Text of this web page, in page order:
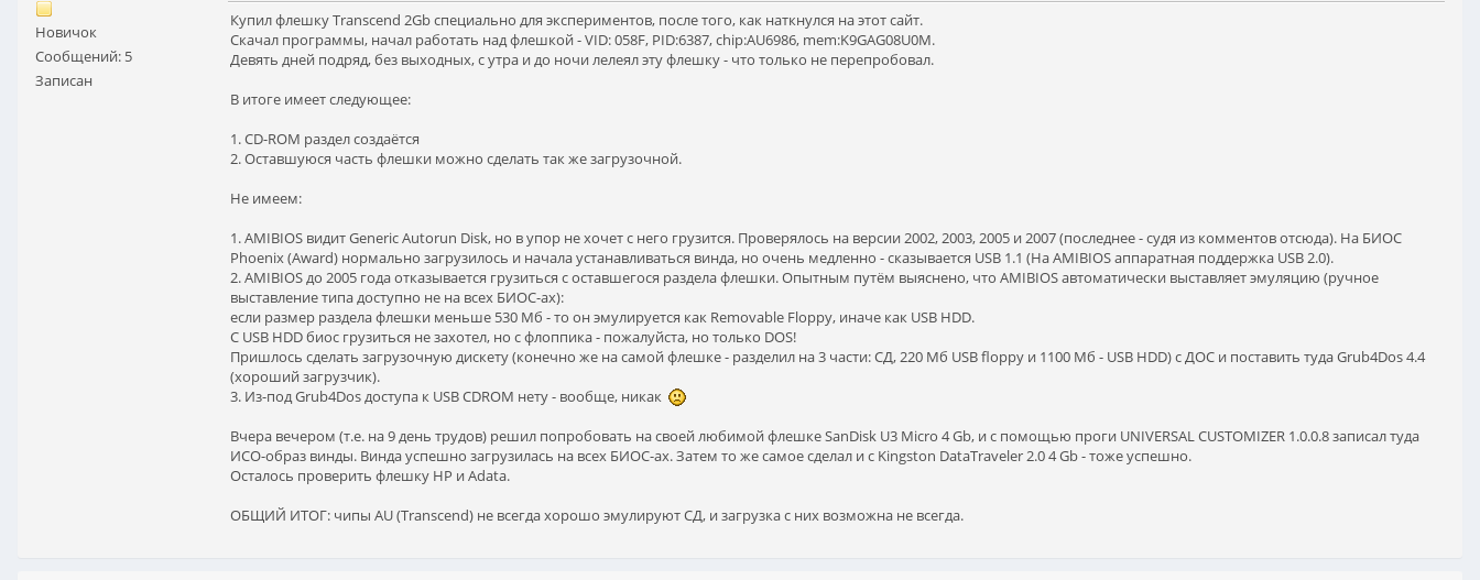
Новичок
Сообщений: 5
Записан
Купил флешку Transcend 2Gb специально для экспериментов, после того, как наткнулся на этот сайт.
Скачал программы, начал работать над флешкой - VID: 058F, PID:6387, chip:AU6986, mem:K9GAG08U0M.
Девять дней подряд, без выходных, с утра и до ночи лелеял эту флешку - что только не перепробовал.
В итоге имеет следующее:
1. CD-ROM раздел создаётся
2. Оставшуюся часть флешки можно сделать так же загрузочной.
Не имеем:
1. AMIBIOS видит Generic Autorun Disk, но в упор не хочет с него грузится. Проверялось на версии 2002, 2003, 2005 и 2007 (последнее - судя из комментов отсюда). На БИОС
Phoenix (Award) нормально загрузилось и начала устанавливаться винда, но очень медленно - сказывается USB 1.1 (На AMIBIOS аппаратная поддержка USB 2.0).
2. AMIBIOS до 2005 года отказывается грузиться с оставшегося раздела флешки. Опытным путём выяснено, что AMIBIOS автоматически выставляет эмуляцию (ручное
выставление типа доступно не на всех БИОС-ах):
если размер раздела флешки меньше 530 Мб - то он эмулируется как Removable Floppy, иначе как USB HDD.
С USB HDD биос грузиться не захотел, но с флоппика - пожалуйста, но только DOS!
Пришлось сделать загрузочную дискету (конечно же на самой флешке - разделил на 3 части: СД, 220 Мб USB floppy и 1100 Мб - USB HDD) с ДОС и поставить туда Grub4Dos 4.4
(хороший загрузчик).
3. Из-под Grub4Dos доступа к USB CDROM нету - вообще, никак
Вчера вечером (т.е. на 9 день трудов) решил попробовать на своей любимой флешке SanDisk U3 Micro 4 Gb, и с помощью проги UNIVERSAL CUSTOMIZER 1.0.0.8 записал туда
ИСО-образ винды. Винда успешно загрузилась на всех БИОС-ах. Затем то же самое сделал и с Kingston DataTraveler 2.0 4 Gb - тоже успешно.
Осталось проверить флешку HP и Adata.
ОБЩИЙ ИТОГ: чипы AU (Transcend) не всегда хорошо эмулируют СД, и загрузка с них возможна не всегда.